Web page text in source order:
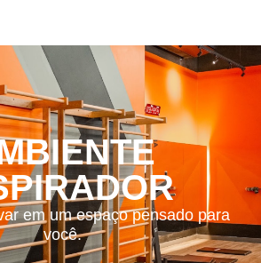
em um espaço pensado para
você.